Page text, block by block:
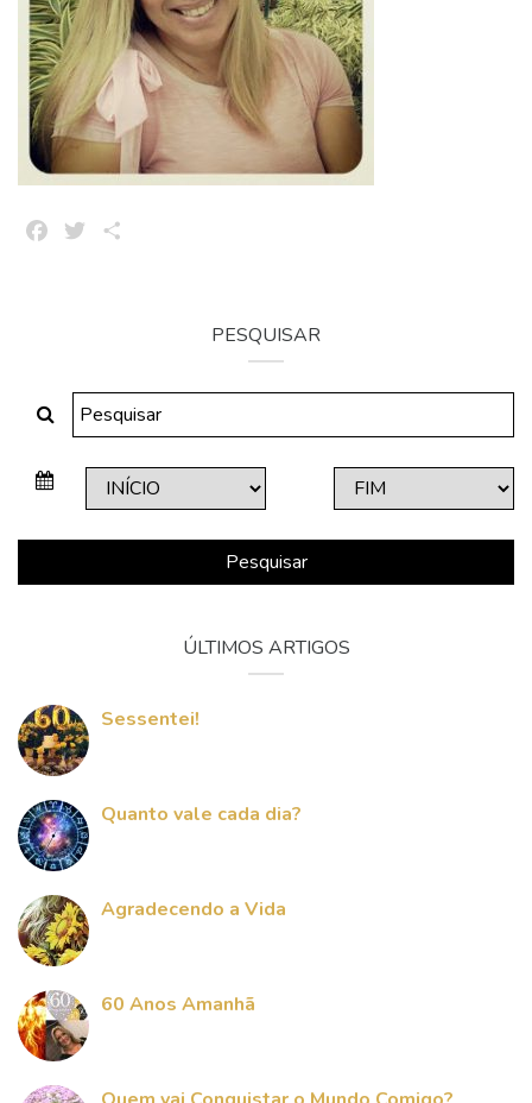
FacebookTwitter
PESQUISAR
Pesquisar
ÚLTIMOS ARTIGOS
Sessentei!
Quanto vale cada dia?
Agradecendo a Vida
60 Anos Amanhã